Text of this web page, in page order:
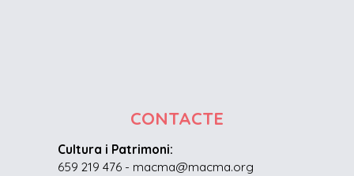
CONTACTE
Cultura i Patrimoni:
659 219 476 - macma@macma.org